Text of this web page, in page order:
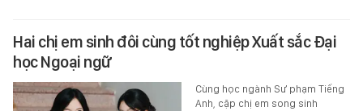
Hai chị em sinh đôi cùng tốt nghiệp Xuất sắc Đại
học Ngoại ngữ
Cùng học ngành Sư phạm Tiếng
Anh, cặp chị em song sinh